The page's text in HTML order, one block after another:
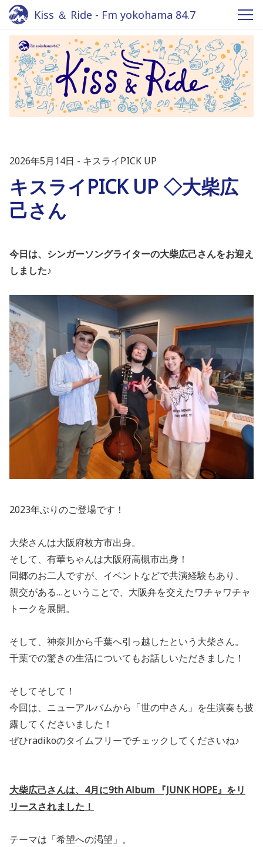
Kiss ＆ Ride - Fm yokohama 84.7
2026年5月14日 キスライPICK UP
キスライPICK UP ◇大柴広
己さん
今日は、シンガーソングライターの大柴広己さんをお迎え
しました♪
2023年ぶりのご登場です！
大柴さんは大阪府枚方市出身。
そして、有華ちゃんは大阪府高槻市出身！
同郷のお二人ですが、イベントなどで共演経験もあり、
親交がある…ということで、大阪弁を交えたワチャワチャ
トークを展開。
そして、神奈川から千葉へ引っ越したという大柴さん。
千葉での驚きの生活についてもお話しいただきました！
そしてそして！
今回は、ニューアルバムから「世の中さん」を生演奏も披
露してくださいました！
ぜひradikoのタイムフリーでチェックしてくださいね♪
大柴広己さんは、4月に9th Album 『JUNK HOPE』をリ
リースされました！
テーマは「希望への渇望」。